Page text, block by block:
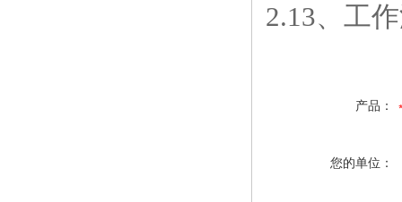
2.13、工
产品：
您的单位：